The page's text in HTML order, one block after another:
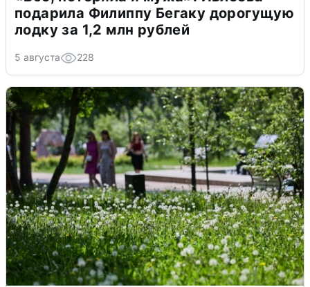
подарила Филиппу Бегаку дорогущую
лодку за 1,2 млн рублей
5 августа 228